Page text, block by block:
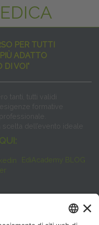
PER TUTTI
ADATTO
DI VOI"
tanti, tutti validi
formative
dell’evento ideale
EdiAcademy BLOG